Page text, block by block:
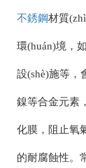
不銹鋼材質
環(huán)境
設(shè)施等，
鎳等合金元素
化膜，阻止
的耐腐蝕性